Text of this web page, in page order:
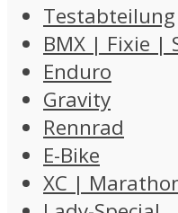
Testabteilung
BMX | Fixie |
Enduro
Gravity
Rennrad
E-Bike
XC |